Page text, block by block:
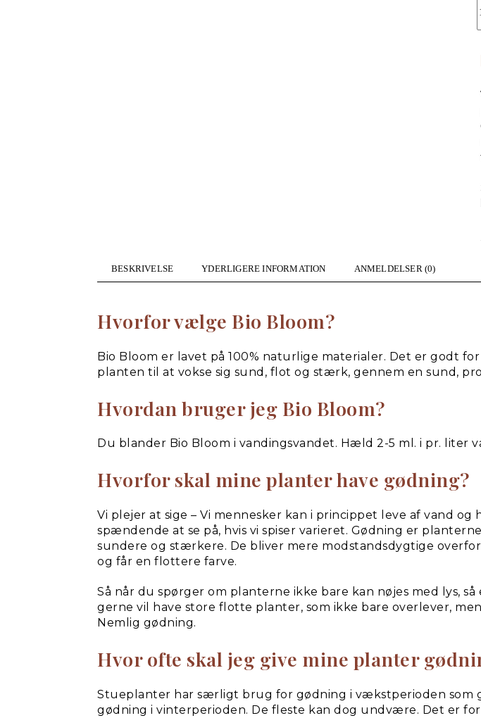
BESKRIVELSE YDERLIGERE INFORMATION ANMELDELSER (0)
Hvorfor vælge Bio Bloom?
Bio Bloom er lavet på 100% naturlige materialer. Det er godt
planten til at vokse sig sund, flot og stærk, gennem en sund,
Hvordan bruger jeg Bio Bloom?
Du blander Bio Bloom i vandingsvandet. Hæld 2-5 ml. i pr. liter
Hvorfor skal mine planter have gødning?
Vi plejer at sige – Vi mennesker kan i princippet leve af vand
spændende at se på, hvis vi spiser varieret. Gødning er
sundere og stærkere. De bliver mere modstandsdygtige
og får en flottere farve.
Så når du spørger om planterne ikke bare kan nøjes med lys,
gerne vil have store flotte planter, som ikke bare overlever,
Nemlig gødning.
Hvor ofte skal jeg give mine planter
Stueplanter har særligt brug for gødning i vækstperioden som
gødning i vinterperioden. De fleste kan dog undvære. Det er